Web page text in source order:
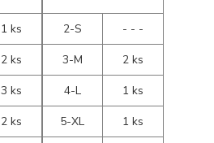
1 ks
2 ks
3 ks
2 ks
2-S
- - -
3-M
2 ks
4-L
1 ks
5-XL
1 ks